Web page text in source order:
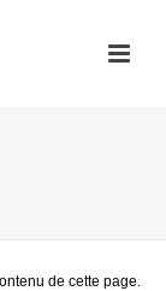
de cette page.